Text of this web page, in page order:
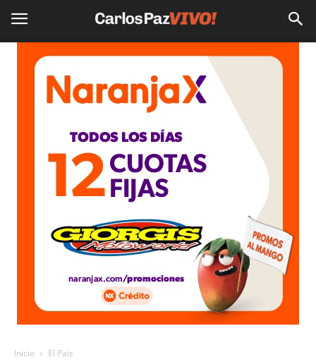
Inicio El Pais